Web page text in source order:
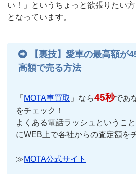
い！」というちょっと欲張りたい
となっています。
【裏技】愛車の最高額が
高額で売る方法
「 MOTA車買取 」なら45秒であ
をチェック！
よくある電話ラッシュというこ
にWEB上で各社からの査定額を
≫MOTA公式サイト